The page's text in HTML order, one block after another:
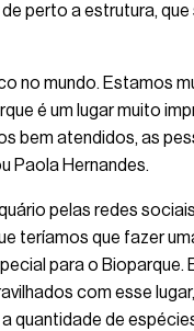
perto a estrutura, que
no mundo. Estamos
é um lugar muito
bem atendidos, as
Paola Hernandes.
pelas redes
teríamos que fazer
para o Bioparque.
com esse
quantidade de